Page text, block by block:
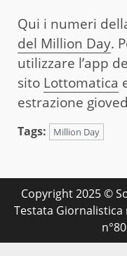
Qui i numeri
del Million Day.
utilizzare l’app
sito Lottomatica
estrazione
Tags: Million Day
Copyright 2025 ©
Testata